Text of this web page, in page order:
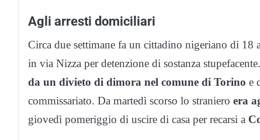
Agli arresti domiciliari
Circa due settimane fa un cittadino nigeriano di 18
in via Nizza per detenzione di sostanza
da un divieto di dimora nel comune di Torino e
commissariato. Da martedì scorso lo straniero era
giovedì pomeriggio di uscire di casa per recarsi a